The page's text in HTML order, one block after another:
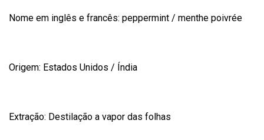
Nome em inglês e francês: peppermint / menthe poivrée
Origem: Estados Unidos / Índia
Extração: Destilação a vapor das folhas